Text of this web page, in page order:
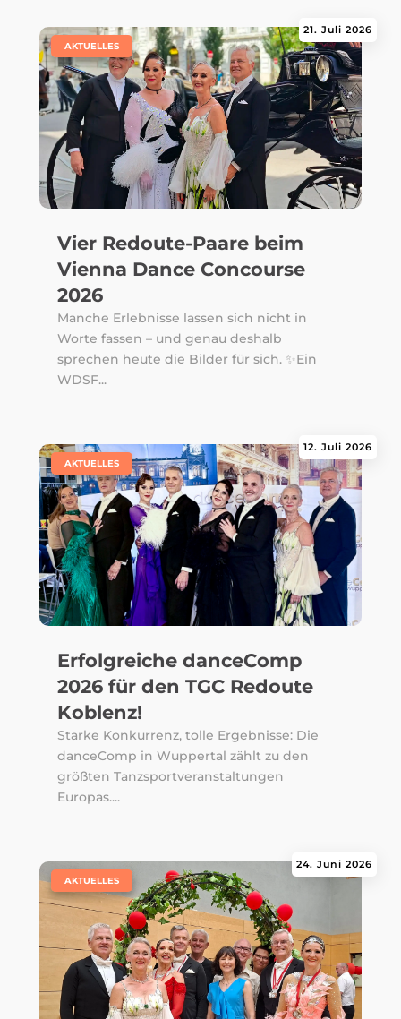
Vier Redoute-Paare beim
Vienna Dance Concourse
2026
21. Juli 2026
AKTUELLES
Manche Erlebnisse lassen sich nicht in
Worte fassen – und genau deshalb
sprechen heute die Bilder für sich. ✨Ein
WDSF...
Erfolgreiche danceComp
2026 für den TGC Redoute
Koblenz!
12. Juli 2026
AKTUELLES
Starke Konkurrenz, tolle Ergebnisse: Die
danceComp in Wuppertal zählt zu den
größten Tanzsportveranstaltungen
Europas....
24. Juni 2026
AKTUELLES